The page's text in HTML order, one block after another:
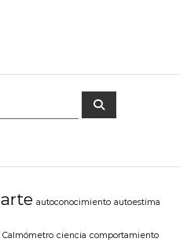
B
arte autoconocimiento autoestima
Calmómetro ciencia comportamiento